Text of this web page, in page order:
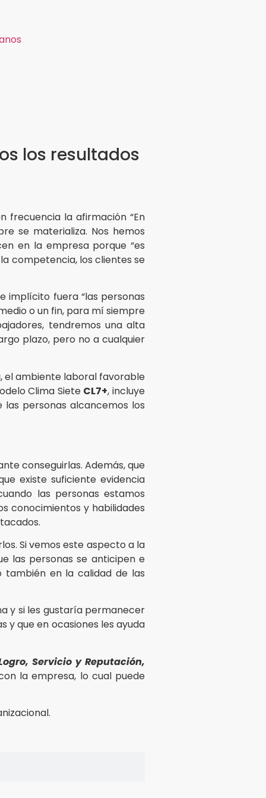
los resultados
frecuencia la afirmación “En
se materializa. Nos hemos
en la empresa porque “es
competencia, los clientes se
implícito fuera “las personas
o un fin, para mí siempre
tendremos una alta
plazo, pero no a cualquier
el ambiente laboral favorable
Clima Siete CL7+, incluye
personas alcancemos los
conseguirlas. Además, que
existe suficiente evidencia
las personas estamos
conocimientos y habilidades
Si vemos este aspecto a la
las personas se anticipen e
también en la calidad de las
y si les gustaría permanecer
y que en ocasiones les ayuda
Servicio y Reputación,
la empresa, lo cual puede